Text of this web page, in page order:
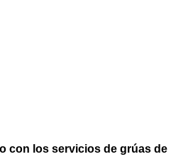
con los servicios de grúas de